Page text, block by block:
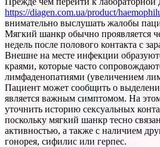
https://diagen.com.ua/product/
внимательно выслушать жалобы
Мягкий шанкр обычно проявляется
недель после полового контакта с
Внешне на месте инфекции
краями, которые часто
лимфаденопатиями (увеличением
Пациент может сообщить о
является важным симптомом. На
уточнить историю сексуальных
поскольку мягкий шанкр тесно
активностью, а также с наличием
гонорея, сифилис или герпес.